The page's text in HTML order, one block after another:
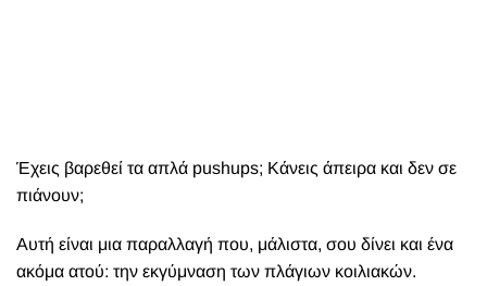
Έχεις βαρεθεί τα απλά pushups; Κάνεις άπειρα και δεν σε
πιάνουν;
Αυτή είναι μια παραλλαγή που, μάλιστα, σου δίνει και ένα
ακόμα ατού: την εκγύμναση των πλάγιων κοιλιακών.